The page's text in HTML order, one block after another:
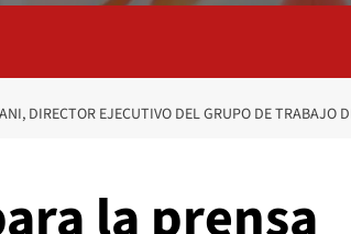
DIRECTOR EJECUTIVO DEL GRUPO DE